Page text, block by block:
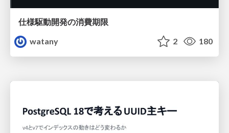
仕様駆動開発の消費期限
watany
2 180